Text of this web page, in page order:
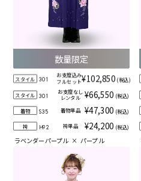
数量限定
スタイル 301
お支度込み
フルセット¥102,850 (税込)
スタイル 301
お支度なし
レンタル
¥66,550 (税込)
着物 S35 着物単品 ¥47,300 (税込)
袴 H92 袴単品 ¥24,200 (税込)
ラベンダーパープル × パープル